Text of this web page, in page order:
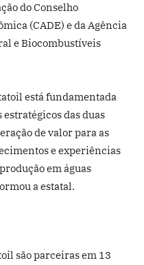
do Conselho
(CADE) e da Agência
e Biocombustíveis
está fundamentada
das duas
de valor para as
e experiências
em águas
a estatal.
são parceiras em 13